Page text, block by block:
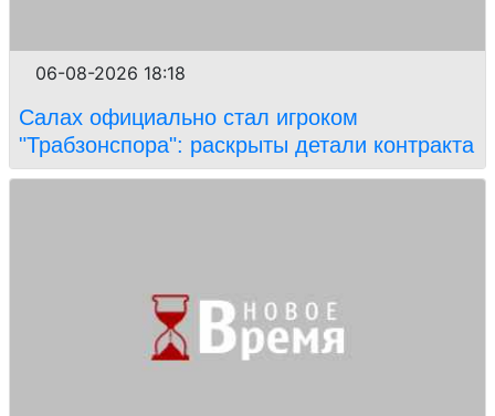
06-08-2026 18:18
Салах официально стал игроком
"Трабзонспора": раскрыты детали контракта